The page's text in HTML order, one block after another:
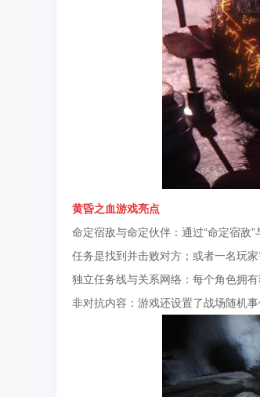
黄昏之血游戏亮点
命定宿敌与命定伙伴：通过“命定宿敌
任务是找到并击败对方；或者一名玩
独立任务线与关系网络：每个角色拥
非对抗内容：游戏还设置了战场随机